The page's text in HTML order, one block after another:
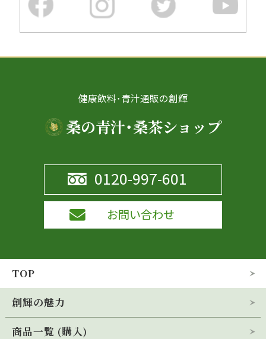
健康飲料･青汁通販の創輝
桑の青汁･桑茶ショップ
0120-997-601
お問い合わせ
TOP
創輝の魅力
会社概要
商品一覧 (購入)